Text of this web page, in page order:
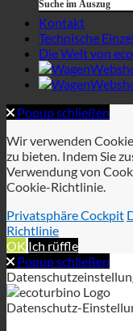
Wir verwenden
zu bieten. Indem Sie
Verwendung von
Cookie-Richtlinie.
Richtlinie
Popup schließen
Datenschutz-
Wenn Sie eine
über Ihren Browser
Cookies. Kontrollieren
Dienste.
ErforderlichAnalytik